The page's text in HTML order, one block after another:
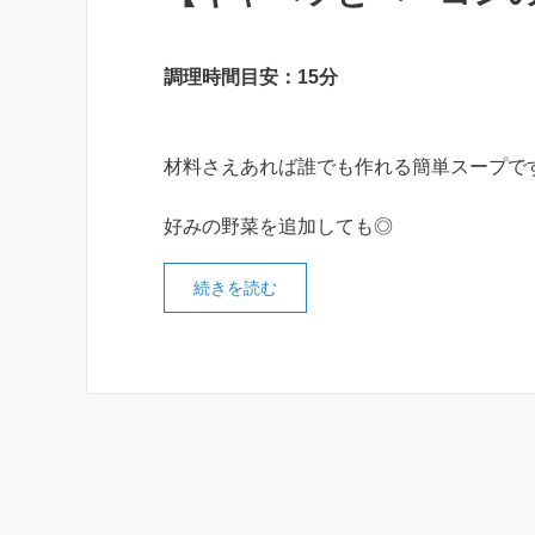
調理時間目安：15分
材料さえあれば誰でも作れる簡単スープで
好みの野菜を追加しても◎
続きを読む